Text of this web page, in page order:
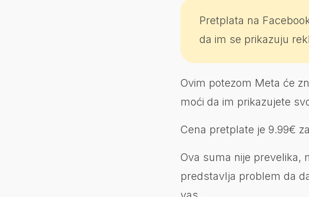
Pretplata na
da im se prikazuju
Ovim potezom Meta će
moći da im prikazujete
Cena pretplate je 9.99€
Ova suma nije prevelika,
predstavlja problem da